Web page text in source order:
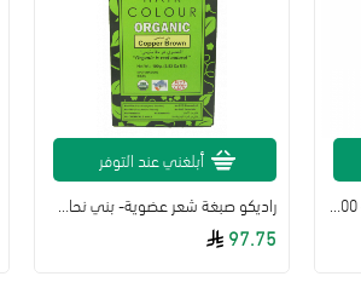
97.75
أبلغني عند التوفر